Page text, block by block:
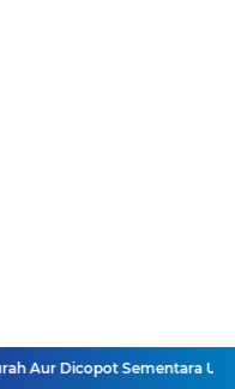
Sementara Usai Audit